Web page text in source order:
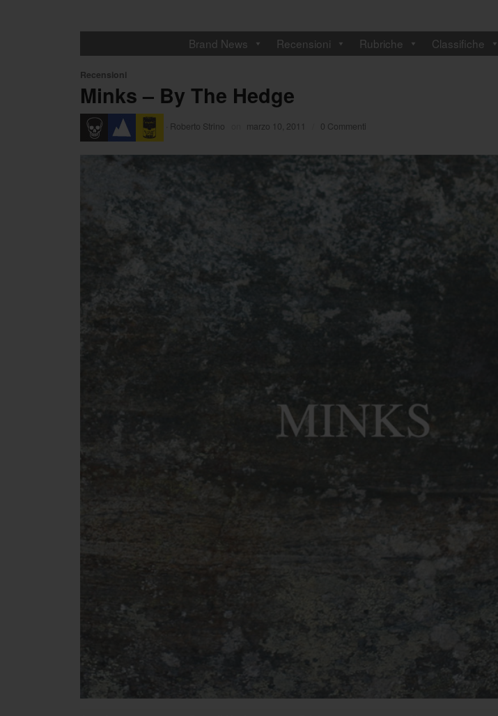
Brand News Recensioni Rubriche Classifiche
Recensioni
Minks – By The Hedge
Roberto Strino marzo 10, 2011 0 Commenti